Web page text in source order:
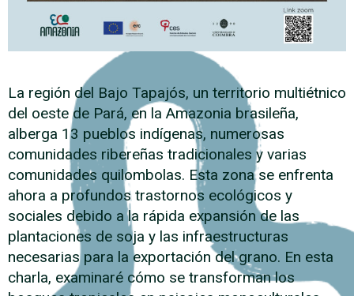
La región del Bajo Tapajós, un territorio multiétnico
del oeste de Pará, en la Amazonia brasileña,
alberga 13 pueblos indígenas, numerosas
comunidades ribereñas tradicionales y varias
comunidades quilombolas. Esta zona se enfrenta
ahora a profundos trastornos ecológicos y
sociales debido a la rápida expansión de las
plantaciones de soja y las infraestructuras
necesarias para la exportación del grano. En esta
charla, examinaré cómo se transforman los